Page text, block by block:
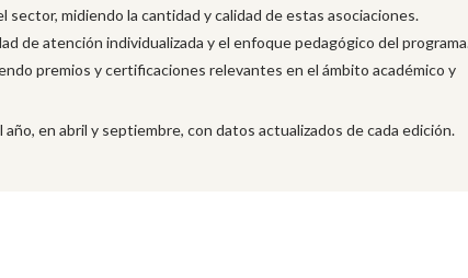
midiendo la cantidad y calidad de estas asociaciones.
de atención individualizada y el enfoque pedagógico del
premios y certificaciones relevantes en el ámbito académico y
en abril y septiembre, con datos actualizados de cada edición.